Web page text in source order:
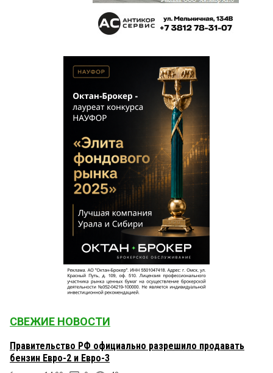
СВЕЖИЕ НОВОСТИ
Правительство РФ официально разрешило продавать
бензин Евро-2 и Евро-3